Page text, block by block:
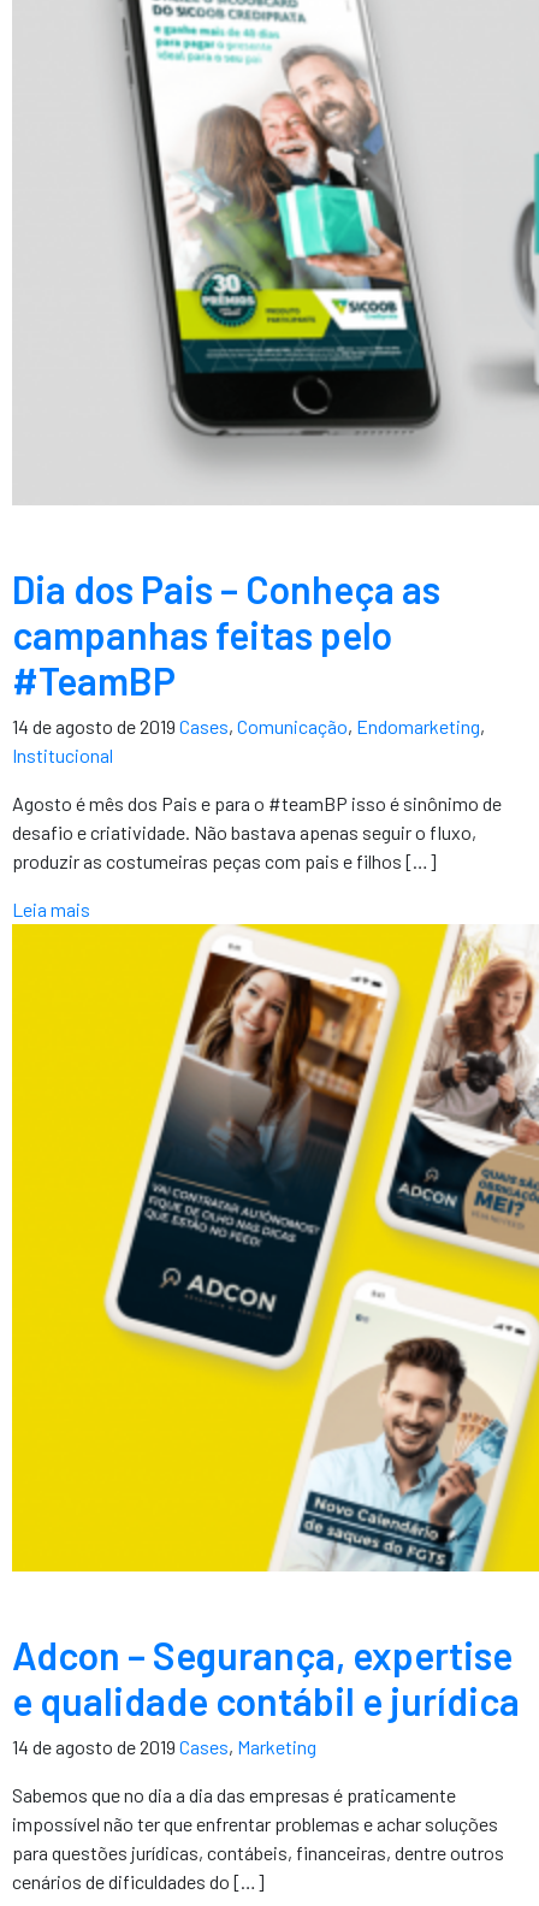
Dia dos Pais – Conheça as
campanhas feitas pelo
#TeamBP
14 de agosto de 2019 Cases, Comunicação, Endomarketing,
Institucional
Agosto é mês dos Pais e para o #teamBP isso é sinônimo de
desafio e criatividade. Não bastava apenas seguir o fluxo,
produzir as costumeiras peças com pais e filhos […]
Leia mais
Adcon – Segurança, expertise
e qualidade contábil e jurídica
14 de agosto de 2019 Cases, Marketing
Sabemos que no dia a dia das empresas é praticamente
impossível não ter que enfrentar problemas e achar soluções
para questões jurídicas, contábeis, financeiras, dentre outros
cenários de dificuldades do […]